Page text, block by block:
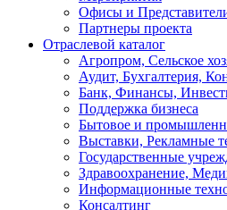
Офисы и
Партнеры проекта
Отраслевой каталог
Агропром, Сельское
Аудит, Бухгалтерия,
Банк, Финансы,
Поддержка бизнеса
Бытовое и
Выставки, Рекламные
Государственные
Здравоохранение,
Информационные
Консалтинг